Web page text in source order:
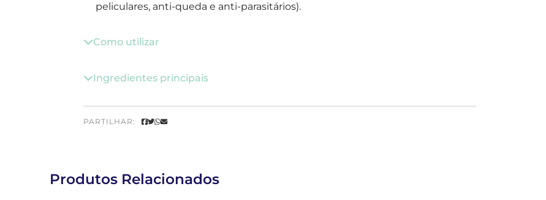
peliculares, anti-queda e anti-parasitários).
Como utilizar
Ingredientes principais
PARTILHAR:
Produtos Relacionados